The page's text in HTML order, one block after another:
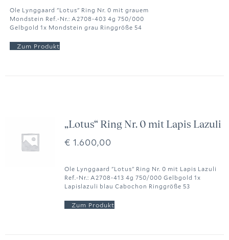
Ole Lynggaard "Lotus" Ring Nr. 0 mit grauem
Mondstein Ref.-Nr.: A2708-403 4g 750/000
Gelbgold 1x Mondstein grau Ringgröße 54
„Lotus“ Ring Nr. 0 mit Lapis Lazuli
€ 1.600,00
Ole Lynggaard "Lotus" Ring Nr. 0 mit Lapis Lazuli
Ref.-Nr.: A2708-413 4g 750/000 Gelbgold 1x
Lapislazuli blau Cabochon Ringgröße 53